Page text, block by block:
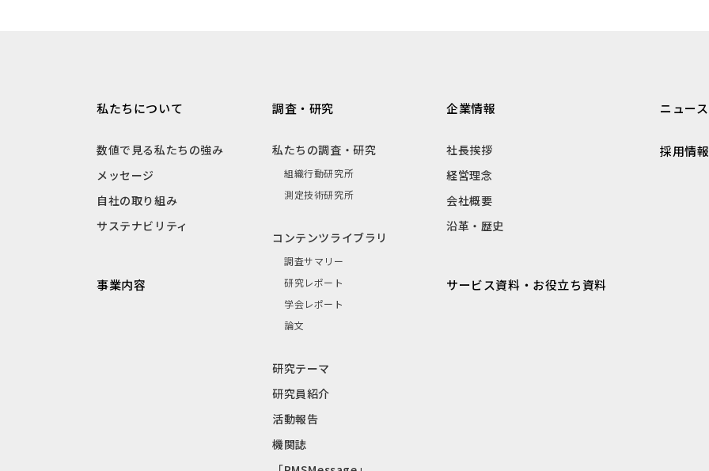
私たちについて
数値で見る私たちの強み
メッセージ
自社の取り組み
サステナビリティ
事業内容
調査・研究
私たちの調査・研究
組織行動研究所
測定技術研究所
コンテンツライブラリ
調査サマリー
研究レポート
学会レポート
論文
研究テーマ
研究員紹介
活動報告
機関誌
企業情報
社長挨拶
経営理念
会社概要
沿革・歴史
サービス資料・お役立ち資料
ニュース
採用情報